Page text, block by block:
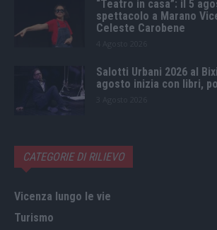
“Teatro in casa”: il 5
spettacolo a Marano
Celeste Carobene
Salotti Urbani 2026 al
agosto inizia con libri,
CATEGORIE DI RILIEVO
Vicenza lungo le vie
Turismo